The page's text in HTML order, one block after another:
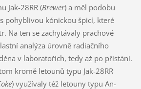
Jak-28RR (Brewer) a měl podobu
pohyblivou kónickou špicí, které
Na ten se zachytávaly prachové
analýza úrovně radiačního
v laboratořích, tedy až po přistání.
kromě letounů typu Jak-28RR
) využívaly též letouny typu An-